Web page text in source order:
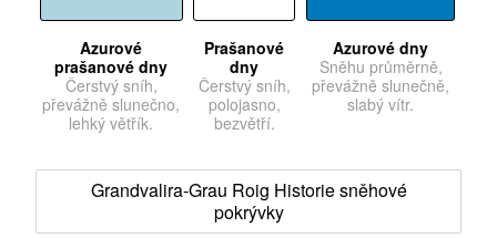
Azurové
prašanové dny
Čerstvý sníh,
převážně slunečno,
lehký větřík.
Prašanové
dny
Čerstvý sníh,
polojasno,
bezvětří.
Azurové dny
Sněhu průměrně,
převážně slunečně,
slabý vítr.
Grandvalira-Grau Roig Historie sněhové
pokrývky